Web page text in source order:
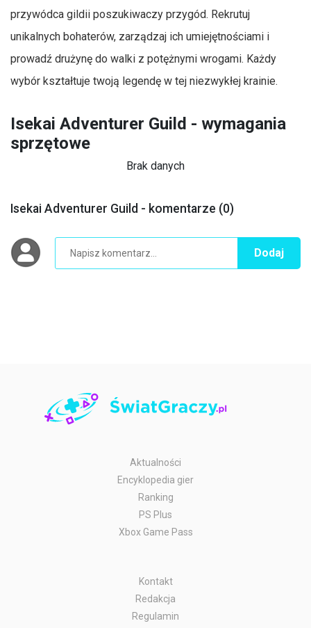
przywódca gildii poszukiwaczy przygód. Rekrutuj
unikalnych bohaterów, zarządzaj ich umiejętnościami i
prowadź drużynę do walki z potężnymi wrogami. Każdy
wybór kształtuje twoją legendę w tej niezwykłej krainie.
Isekai Adventurer Guild - wymagania
sprzętowe
Brak danych
Isekai Adventurer Guild - komentarze (0)
Dodaj
Aktualności
Encyklopedia gier
Ranking
PS Plus
Xbox Game Pass
Kontakt
Redakcja
Regulamin